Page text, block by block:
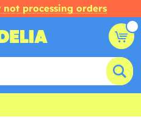
processing orders